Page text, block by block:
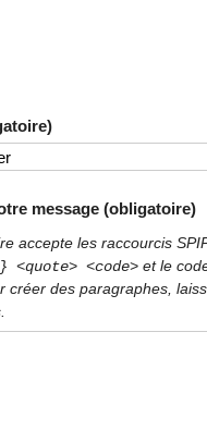
message (obligatoire)
accepte les raccourcis
<code> et le
créer des paragraphes,